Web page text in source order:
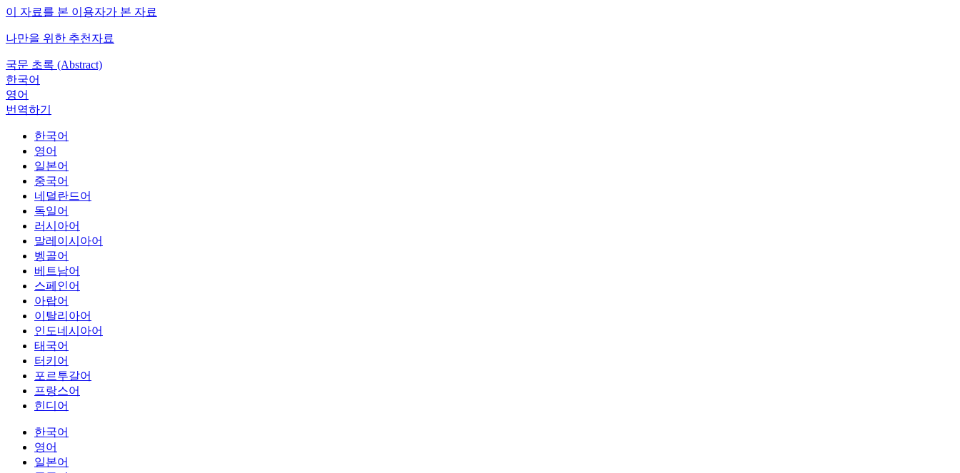
이 자료를 본 이용자가 본 자료
나만을 위한 추천자료
국문 초록 (Abstract)
한국어
영어
번역하기
한국어
영어
일본어
중국어
네덜란드어
독일어
러시아어
말레이시아어
벵골어
베트남어
스페인어
아랍어
이탈리아어
인도네시아어
태국어
터키어
포르투갈어
프랑스어
힌디어
한국어
영어
일본어